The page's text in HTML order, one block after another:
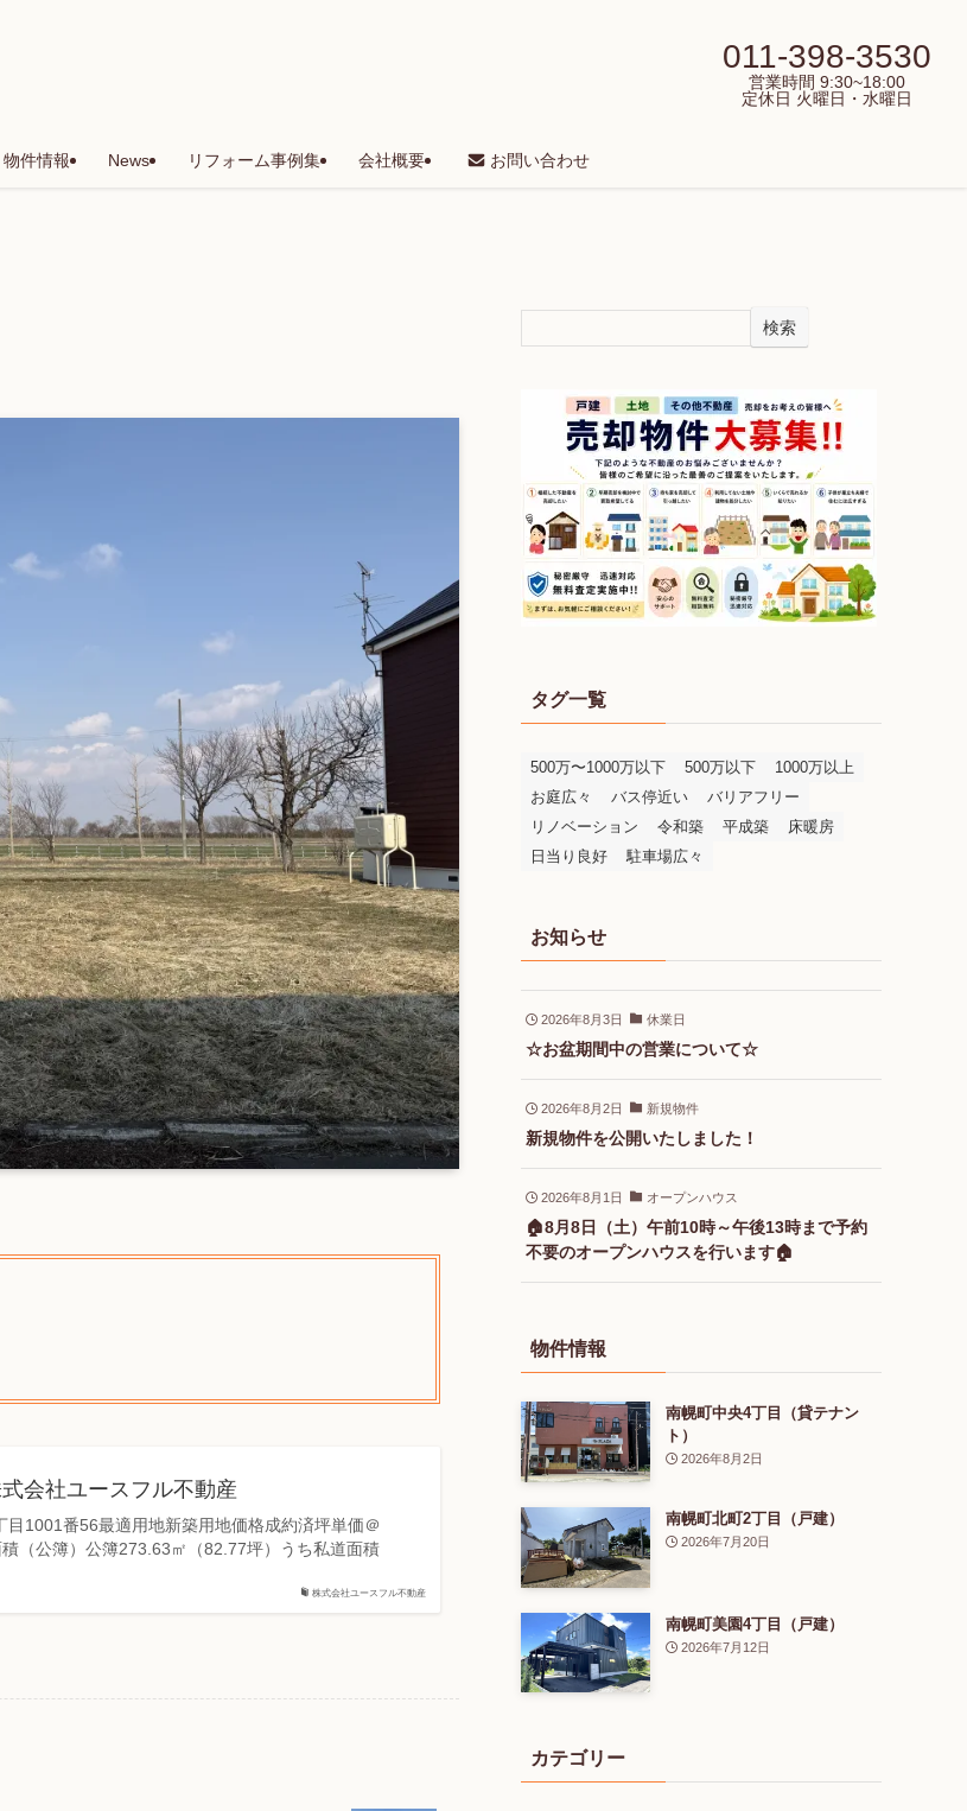
011-398-3530
営業時間 9:30~18:00
定休日 火曜日・水曜日
物件情報 News リフォーム事例集 会社概要 お問い合わせ
株式会社ユースフル不動産
会社ユースフル不動産
1001番56最適用地新築用地価格成約済坪単価＠
（公簿）公簿273.63㎡（82.77坪）うち私道面積
検索
タグ一覧
500万〜1000万以下 500万以下
1000万以上
お庭広々
バス停近い
バリアフリー
リノベーション
令和築 平成築
床暖房
日当り良好
駐車場広々
お知らせ
2026年8月3日 休業日
☆お盆期間中の営業について☆
2026年8月2日 新規物件
新規物件を公開いたしました！
2026年8月1日 オープンハウス
🏠8月8日（土）午前10時～午後13時まで予約
不要のオープンハウスを行います🏠
物件情報
南幌町中央4丁目（貸テナン
ト）
2026年8月2日
南幌町北町2丁目（戸建）
2026年7月20日
南幌町美園4丁目（戸建）
2026年7月12日
カテゴリー